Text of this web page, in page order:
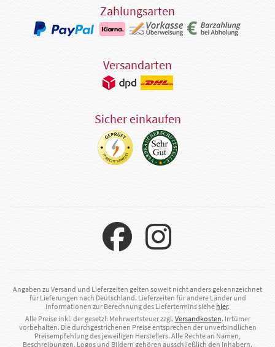
Zahlungsarten
Versandarten
Sicher einkaufen
Angaben zu Versand und Lieferzeiten gelten soweit nicht anders gekennzeichnet
für Lieferungen nach Deutschland. Lieferzeiten für andere Länder und
Informationen zur Berechnung des Liefertermins siehe hier.
Alle Preise inkl. der gesetzl. Mehrwertsteuer zzgl. Versandkosten. Irrtümer
vorbehalten. Die durchgestrichenen Preise entsprechen der unverbindlichen
Preisempfehlung des jeweiligen Herstellers. Alle Rechte an Namen,
Beschreibungen, Logos und Bildern gehören ausschließlich den Inhabern.